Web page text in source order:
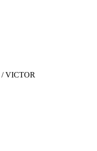
/ VICTOR